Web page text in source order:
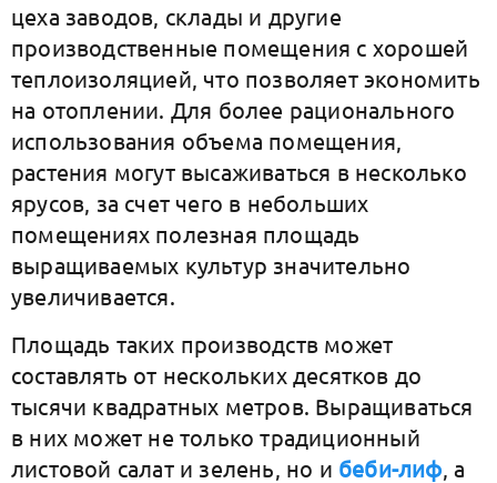
цеха заводов, склады и другие
производственные помещения с хорошей
теплоизоляцией, что позволяет экономить
на отоплении. Для более рационального
использования объема помещения,
растения могут высаживаться в несколько
ярусов, за счет чего в небольших
помещениях полезная площадь
выращиваемых культур значительно
увеличивается.
Площадь таких производств может
составлять от нескольких десятков до
тысячи квадратных метров. Выращиваться
в них может не только традиционный
листовой салат и зелень, но и беби-лиф, а